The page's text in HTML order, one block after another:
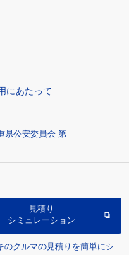
にあたって
県公安委員会 第
見積り
シミュレーション
のクルマの見積りを簡単にシ